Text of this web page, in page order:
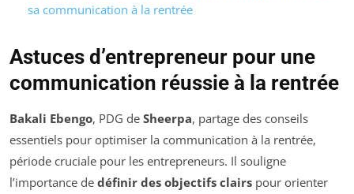
sa communication à la rentrée
Astuces d’entrepreneur pour une
communication réussie à la rentrée
Bakali Ebengo, PDG de Sheerpa, partage des conseils
essentiels pour optimiser la communication à la rentrée,
période cruciale pour les entrepreneurs. Il souligne
l’importance de définir des objectifs clairs pour orienter